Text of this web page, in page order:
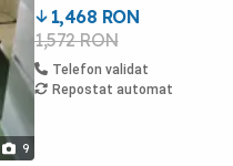
9
Neamț str Mihai ...
1,468 RON
1,572 RON
Telefon validat
Repostat automat